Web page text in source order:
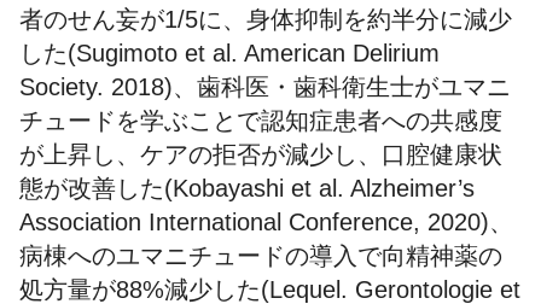
者のせん妄が1/5に、身体抑制を約半分に減少
した(Sugimoto et al. American Delirium
Society. 2018)、歯科医・歯科衛生士がユマニ
チュードを学ぶことで認知症患者への共感度
が上昇し、ケアの拒否が減少し、口腔健康状
態が改善した(Kobayashi et al. Alzheimer’s
Association International Conference, 2020)、
病棟へのユマニチュードの導入で向精神薬の
処方量が88%減少した(Lequel. Gerontologie et